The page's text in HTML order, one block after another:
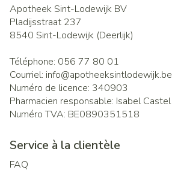
Apotheek Sint-Lodewijk BV
Pladijsstraat 237
8540 Sint-Lodewijk (Deerlijk)
Téléphone: 056 77 80 01
Courriel: info@apotheeksintlodewijk.be
Numéro de licence: 340903
Pharmacien responsable: Isabel Castel
Numéro TVA: BE0890351518
Service à la clientèle
FAQ